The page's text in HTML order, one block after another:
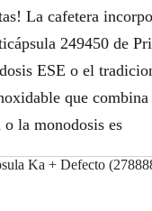
La cafetera
249450 de
ESE o el
que
la monodosis es
Ka + Defecto